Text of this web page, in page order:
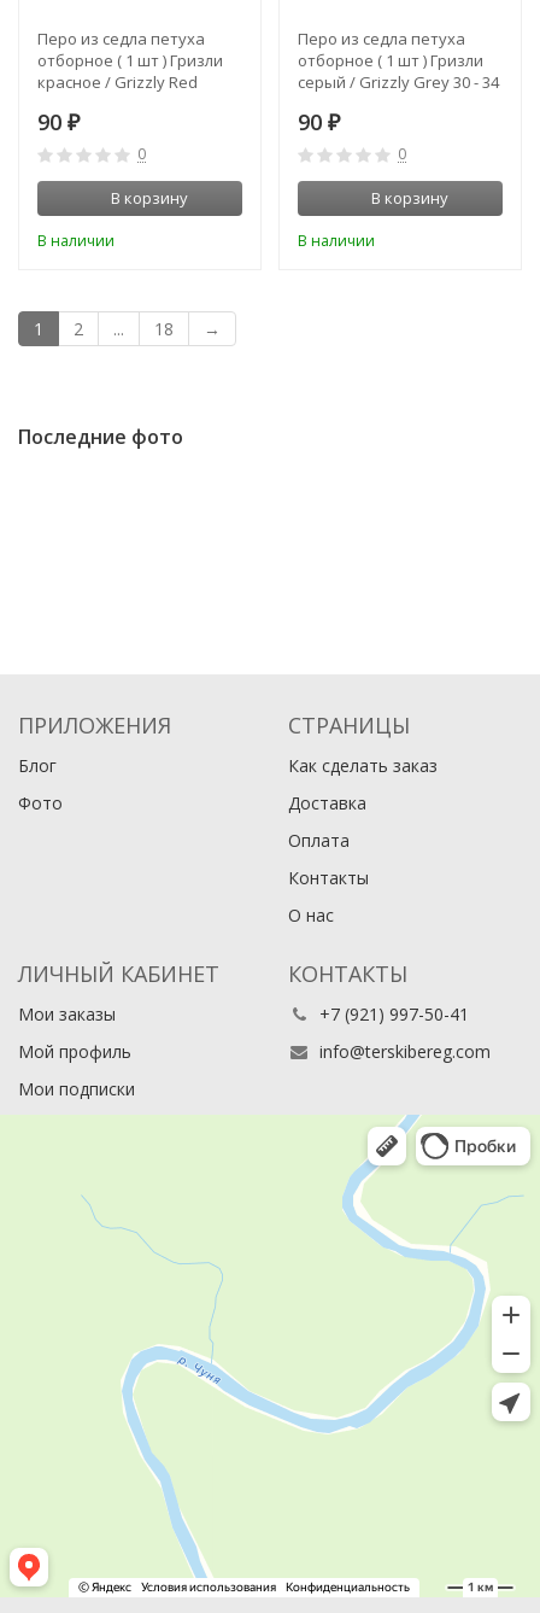
Перо из седла петуха
отборное ( 1 шт ) Гризли
красное / Grizzly Red
90 ₽
0
В корзину
В наличии
Перо из седла петуха
отборное ( 1 шт ) Гризли
серый / Grizzly Grey 30 - 34
90 ₽
0
В корзину
В наличии
1 2 ... 18 →
Последние фото
ПРИЛОЖЕНИЯ
Блог
Фото
СТРАНИЦЫ
Как сделать заказ
Доставка
Оплата
Контакты
О нас
ЛИЧНЫЙ КАБИНЕТ
Мои заказы
Мой профиль
Мои подписки
КОНТАКТЫ
+7 (921) 997-50-41
info@terskibereg.com